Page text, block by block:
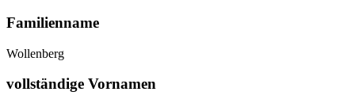
Familienname
Wollenberg
vollständige Vornamen